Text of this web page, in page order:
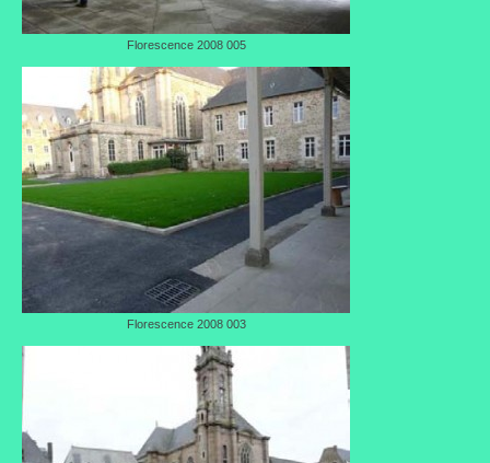
Et aussi…
Liens préférés de JPL
Dictons
Recettes
Plats principaux
Desserts
Boissons
Infos pratiques
Florescence 2008 005
Florescence 2008 003